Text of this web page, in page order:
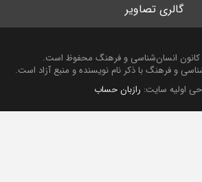
گالری تصاویر
انسان‌شناسی و فرهنگ محفوظ است.
و فرهنگ با ذکر نام نویسنده و منبع آزاد است.
اولیه سایت:رازبان حساب